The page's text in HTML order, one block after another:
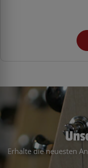
Erhalte die neuesten